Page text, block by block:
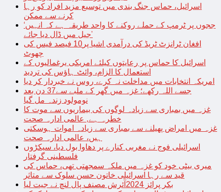
اسرائیل، حماس جنگ بندی میں توسیع مزید افراد کو رہا
کرنے سے ممکن
‘ججوں پر ٹرمپ کے حملے روکنے کا واحد طریقہ ہے کہ انہیں
جیل میں ڈال دیا جائے’
افغان ٹرانزٹ ٹریڈ کی درآمدی اشیا پر10 فیصد فیس کی
چھوٹ
اسرائیل کا حماس پر رعایتوں کیلئے امریکی یرغمالیوں کے
استعمال کا الزام، وائٹ ہاؤس کی تردید
امریکہ انتخابات میں مداخلت نہ کرے، روس نے خبردار کر دیا
جسے اللہ رکھے؛ غزہ میں گھر کے ملبے سے37 دن بعد
نومولود زندہ مل گیا
غزہ میں بمباری سے زیادہ لوگوں کی بیماریوں سے موت کا
خطرہ ہے, عالمی ادارہ صحت
غزہ میں امراض پھیلنے سے بمباری سے زیادہ اموات ہوسکتی
ہیں، عالمی ادارہ صحت
اسرائیلی فوج نے مغربی کنارے پر دھاوا بول دیا، سیکڑوں
فلسطینی گرفتار
میری بیٹی خود کو غزہ میں ملکہ سمجھتی تھی، حماس کی
قید سے رہا اسرائیلی خاتون حسن سلوک سے متاثر
بکر پرائز 2024آئرش مصنف پال لنچ نے جیت لیا